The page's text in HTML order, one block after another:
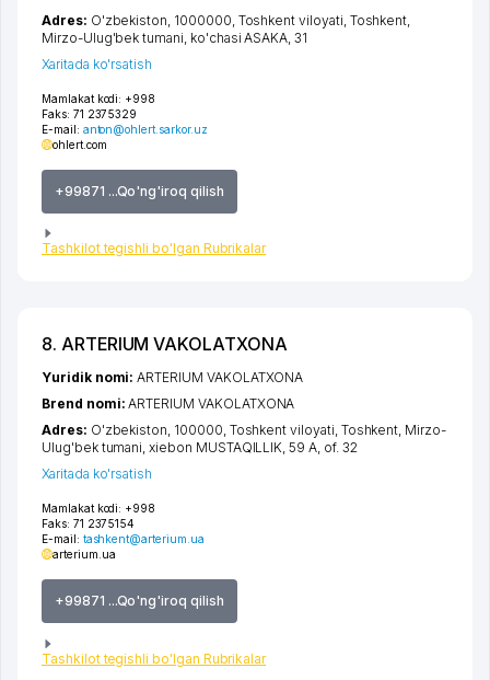
Mamlakat kodi: +998
Faks: 71 2375329
E-mail: anton@ohlert.sarkor.uz
ohlert.com
+99871 ...Qo'ng'iroq qilish
Tashkilot tegishli bo'lgan Rubrikalar
Adres: O'zbekiston, 1000000, Toshkent viloyati, Toshkent,
Mirzo-Ulug'bek tumani, ko'chasi ASAKA, 31
Xaritada ko'rsatish
8. ARTERIUM VAKOLATXONA
Mamlakat kodi: +998
Faks: 71 2375154
E-mail: tashkent@arterium.ua
arterium.ua
+99871 ...Qo'ng'iroq qilish
Tashkilot tegishli bo'lgan Rubrikalar
Yuridik nomi:ARTERIUM VAKOLATXONA
Brend nomi:ARTERIUM VAKOLATXONA
Adres: O'zbekiston, 100000, Toshkent viloyati, Toshkent, Mirzo-
Ulug'bek tumani,xiеbon MUSTAQILLIK, 59 A, of. 32
Xaritada ko'rsatish